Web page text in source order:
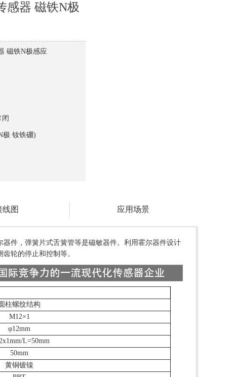
感器 磁铁N极
磁铁N极感应
极 钕铁硼)
线图 应用场景
器件，弹簧片式舌簧管等是磁敏器件。利用霍尔器件设计
轮的停止和控制等。
圆柱螺纹结构
M12×1
φ12mm
L=50mm
50mm
黄铜镀镍